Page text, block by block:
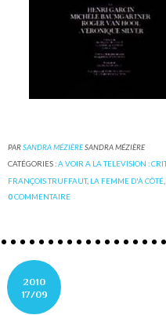
PARSANDRA MÉZIÈRESANDRA MÉZIÈRE
CATÉGORIES :A VOIR A LA TELEVISION :
FRANÇOIS TRUFFAUT, LA FEMME D'À CÔTÉ
0COMMENTAIRE
2010
17/09